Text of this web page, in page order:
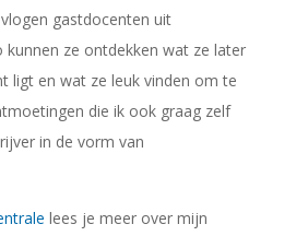
gastdocenten uit
kunnen ze ontdekken wat ze later
ligt en wat ze leuk vinden om te
die ik ook graag zelf
in de vorm van
lees je meer over mijn